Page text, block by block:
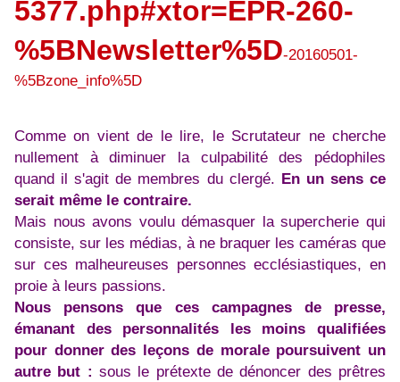
5377.php#xtor=EPR-260-
%5BNewsletter%5D-20160501-
%5Bzone_info%5D
Comme on vient de le lire, le Scrutateur ne cherche
nullement à diminuer la culpabilité des pédophiles
quand il s'agit de membres du clergé. En un sens ce
serait même le contraire.
Mais nous avons voulu démasquer la supercherie qui
consiste, sur les médias, à ne braquer les caméras que
sur ces malheureuses personnes ecclésiastiques, en
proie à leurs passions.
Nous pensons que ces campagnes de presse,
émanant des personnalités les moins qualifiées
pour donner des leçons de morale poursuivent un
autre but : sous le prétexte de dénoncer des prêtres